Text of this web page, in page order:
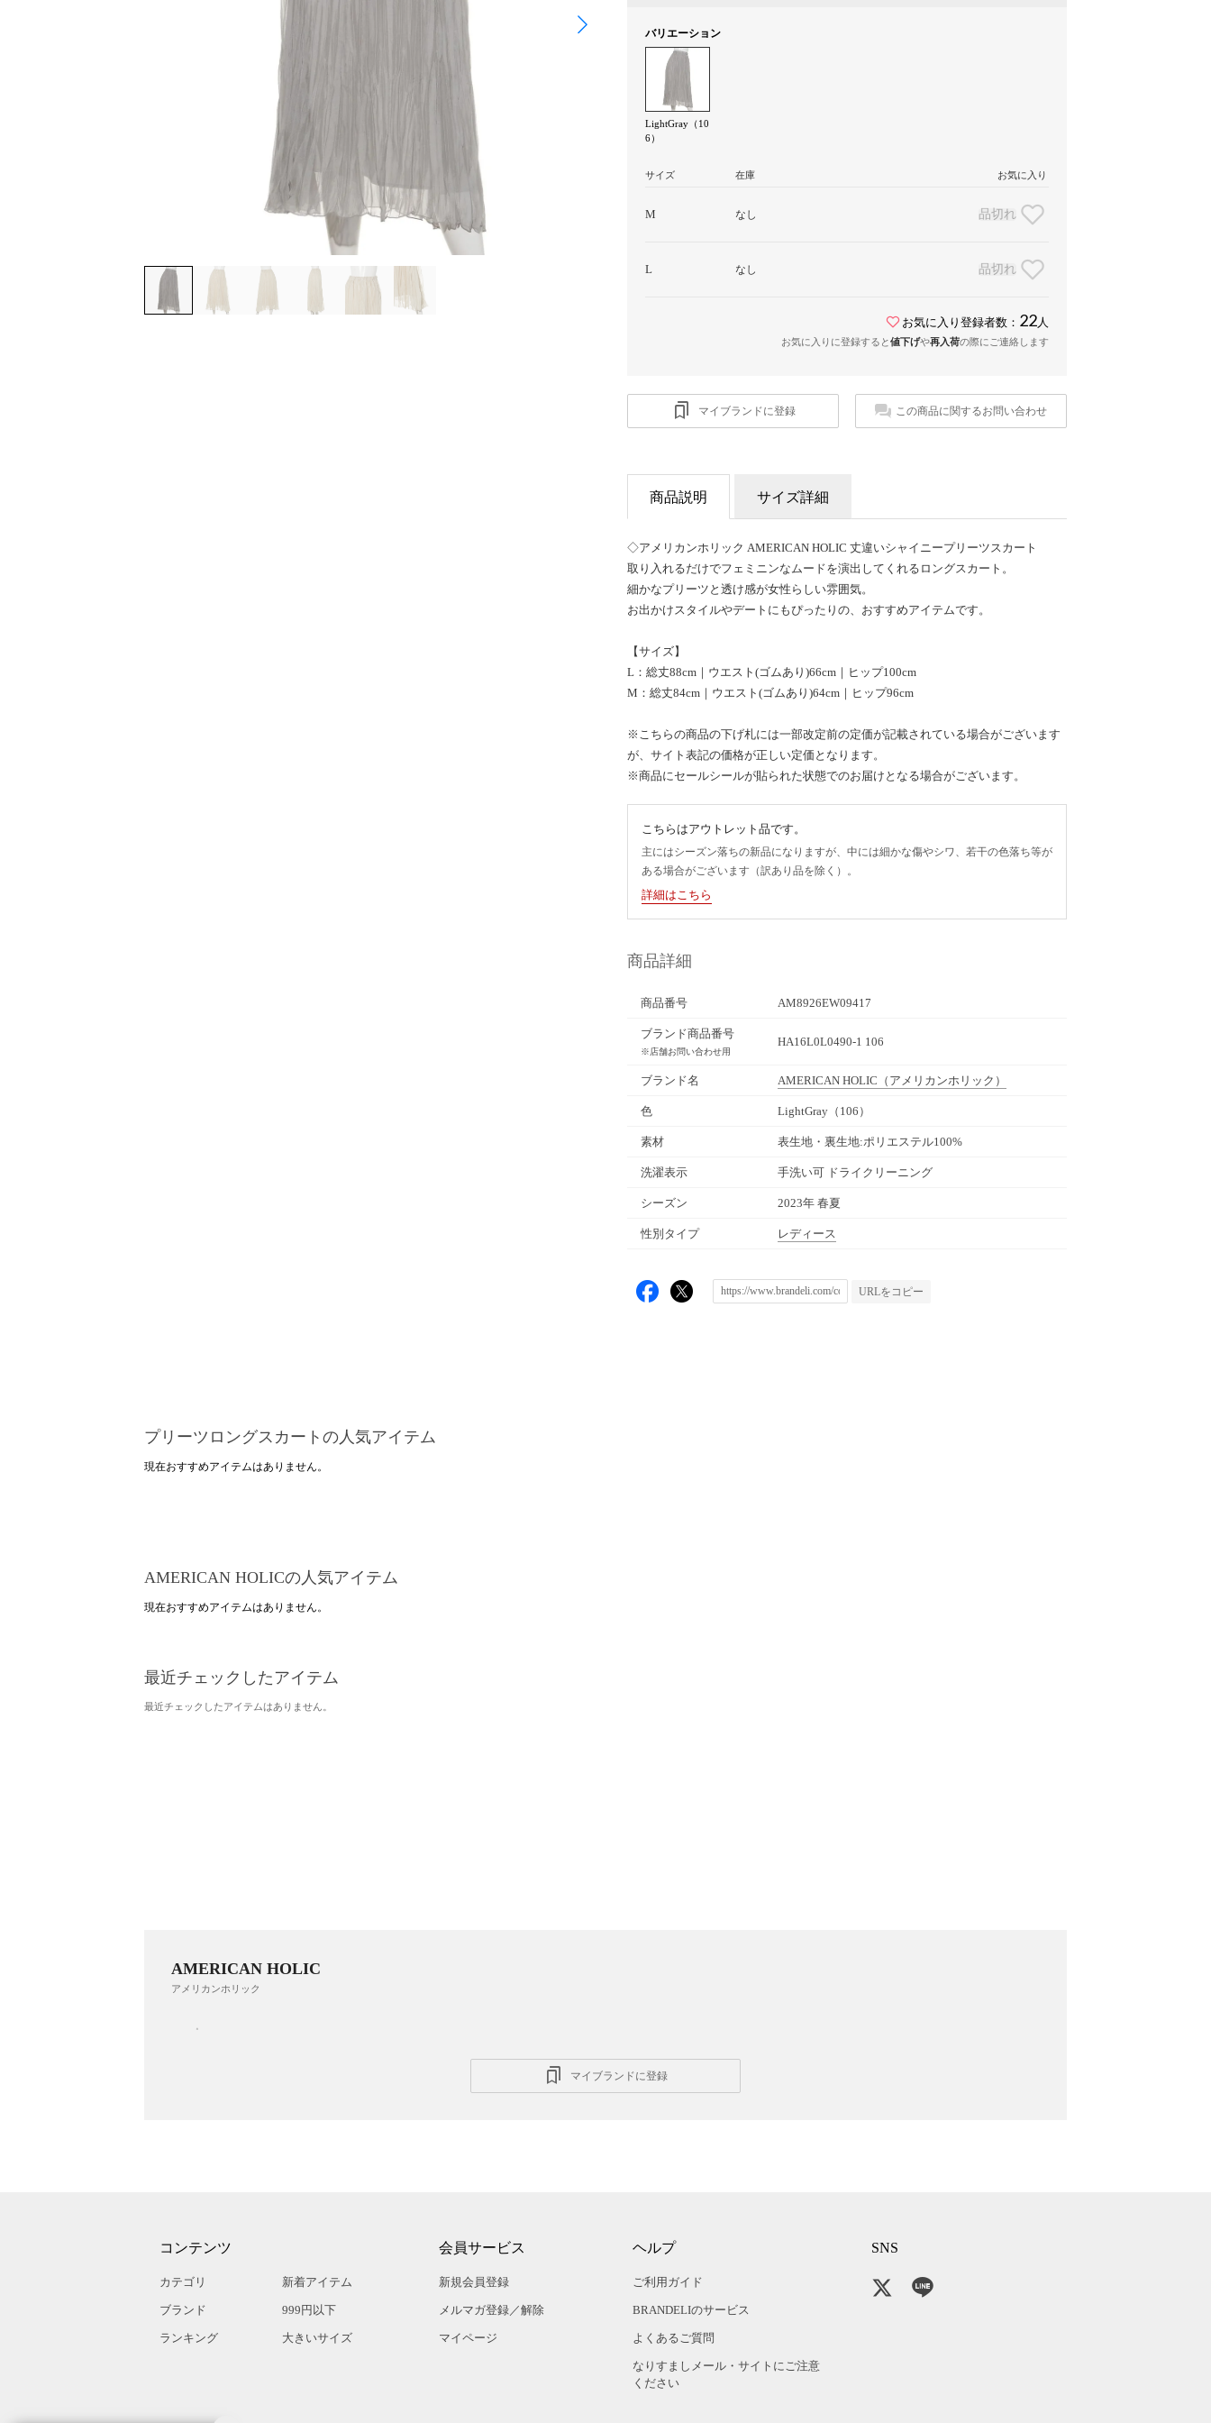
バリエーション
LightGray（10
6）
サイズ 在庫 お気に入り
M なし 品切れ
L なし 品切れ
お気に入り登録者数： 22 人
お気に入りに登録すると値下げや再入荷の際にご連絡します
マイブランドに登録 この商品に関するお問い合わせ
商品説明 サイズ詳細
◇アメリカンホリック AMERICAN HOLIC 丈違いシャイニープリーツスカート
取り入れるだけでフェミニンなムードを演出してくれるロングスカート。
細かなプリーツと透け感が女性らしい雰囲気。
お出かけスタイルやデートにもぴったりの、おすすめアイテムです。
【サイズ】
L：総丈88cm｜ウエスト(ゴムあり)66cm｜ヒップ100cm
M：総丈84cm｜ウエスト(ゴムあり)64cm｜ヒップ96cm
※こちらの商品の下げ札には一部改定前の定価が記載されている場合がございます
が、サイト表記の価格が正しい定価となります。
※商品にセールシールが貼られた状態でのお届けとなる場合がございます。
こちらはアウトレット品です。
主にはシーズン落ちの新品になりますが、中には細かな傷やシワ、若干の色落ち等が
ある場合がございます（訳あり品を除く）。
詳細はこちら
商品詳細
商品番号 AM8926EW09417
ブランド商品番号
※店舗お問い合わせ用
HA16L0L0490-1 106
ブランド名 AMERICAN HOLIC （アメリカンホリック）
色 LightGray（106）
素材 表生地・裏生地:ポリエステル100%
洗濯表示 手洗い可 ドライクリーニング
シーズン 2023年 春夏
性別タイプ レディース
URLをコピー
プリーツロングスカートの人気アイテム
現在おすすめアイテムはありません。
AMERICAN HOLICの人気アイテム
現在おすすめアイテムはありません。
最近チェックしたアイテム
最近チェックしたアイテムはありません。
AMERICAN HOLIC
アメリカンホリック
マイブランドに登録
コンテンツ
カテゴリ
ブランド
ランキング
新着アイテム
999円以下
大きいサイズ
会員サービス
新規会員登録
メルマガ登録／解除
マイページ
ヘルプ
ご利用ガイド
BRANDELIのサービス
よくあるご質問
なりすましメール・サイトにご注意
ください
SNS